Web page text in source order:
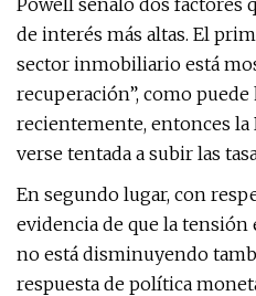
Powell señaló dos factores
de interés más altas. El
sector inmobiliario está
recuperación”, como
recientemente, entonces la
verse tentada a subir las
En segundo lugar, con
evidencia de que la tensión
no está disminuyendo
respuesta de política